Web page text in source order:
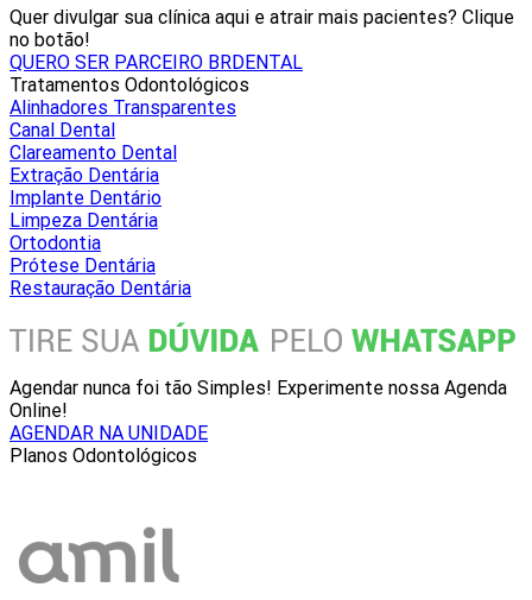
Quer divulgar sua clínica aqui e atrair mais pacientes? Clique
no botão!
QUERO SER PARCEIRO BRDENTAL
Tratamentos Odontológicos
Alinhadores Transparentes
Canal Dental
Clareamento Dental
Extração Dentária
Implante Dentário
Limpeza Dentária
Ortodontia
Prótese Dentária
Restauração Dentária
Agendar nunca foi tão Simples! Experimente nossa Agenda
Online!
AGENDAR NA UNIDADE
Planos Odontológicos